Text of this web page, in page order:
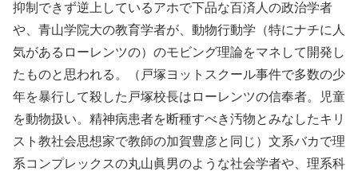
抑制できず逆上しているアホで下品な百済人の政治学者
や、青山学院大の教育学者が、動物行動学（特にナチに人
気があるローレンツの）のモビング理論をマネして開発し
たものと思われる。（戸塚ヨットスクール事件で多数の少
年を暴行して殺した戸塚校長はローレンツの信奉者。児童
を動物扱い。精神病患者を断種すべき汚物とみなしたキリ
スト教社会思想家で教師の加賀豊彦と同じ）文系バカで理
系コンプレックスの丸山眞男のような社会学者や、理系科